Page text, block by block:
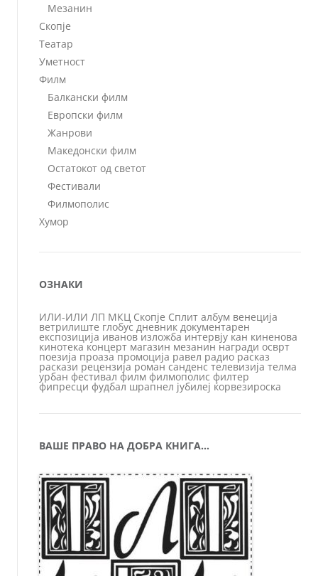
Мезанин
Скопје
Театар
Уметност
Филм
Балкански филм
Европски филм
Жанрови
Македонски филм
Остатокот од светот
Фестивали
Филмополис
Хумор
ОЗНАКИ
ИЛИ-ИЛИ ЛП МКЦ Скопје Сплит албум венеција
ветрилиште глобус дневник документарен
експозиција иванов изложба интервју кан киненова
кинотека концерт магазин мезанин награди осврт
поезија проаза промоција равел радио расказ
раскази рецензија роман санденс телевизија телма
урбан фестивал филм филмополис филтер
фипресци фудбал шрапнел јубилеј ќорвезироска
ВАШЕ ПРАВО НА ДОБРА КНИГА…